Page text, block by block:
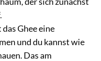
Ghee eine
und du kannst wie
Das am